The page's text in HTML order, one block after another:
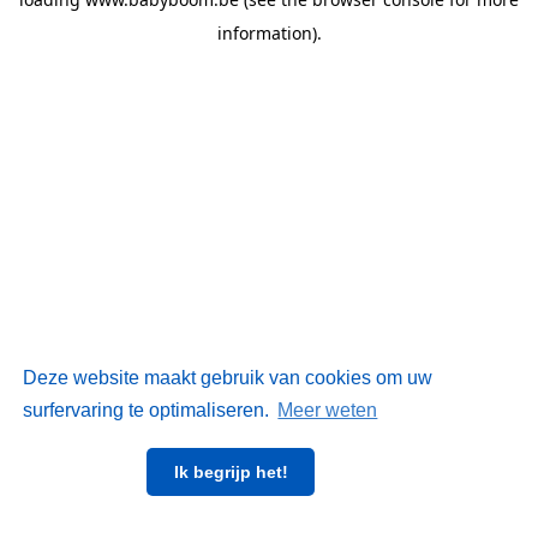
Deze website maakt gebruik van cookies om uw
surfervaring te optimaliseren. Meer weten
Ik begrijp het!
information).